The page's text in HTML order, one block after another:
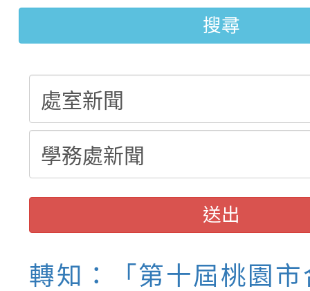
9月16日本府B2大禮堂
函轉運動部全民運動
計畫」1 份，請踴躍報
權責核予出席人員公(
搜尋
送出
轉知：「第十屆桃園